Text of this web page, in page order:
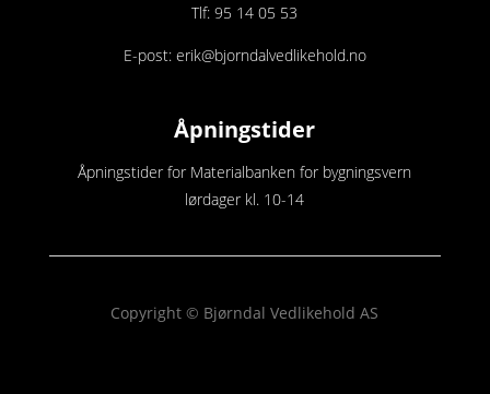
Tlf: 95 14 05 53
E-post: erik@bjorndalvedlikehold.no
Åpningstider
Åpningstider for Materialbanken for bygningsvern
lørdager kl. 10-14
Copyright © Bjørndal Vedlikehold AS